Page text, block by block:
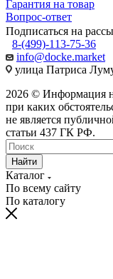
Гарантия на товар
Вопрос-ответ
Подписаться на
8-(499)-113-75-36
info@docke.market
улица Патриса
2026 © Информация
при каких
не является
статьи 437 ГК РФ.
Найти
Каталог
По всему сайту
По каталогу